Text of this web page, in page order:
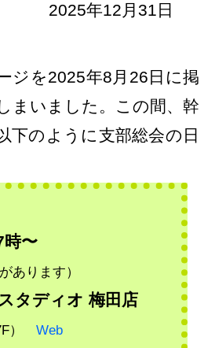
2025年12月31日
ジを2025年8月26日に掲
まいました。この間、幹
下のように支部総会の日
〜
あります）
タディオ 梅田店
7F）Web